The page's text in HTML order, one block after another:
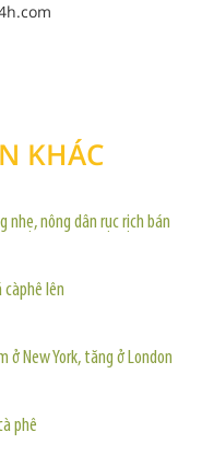
KHÁC
nhẹ, nông dân rục rịch bán
càphê lên
ở New York, tăng ở London
phê